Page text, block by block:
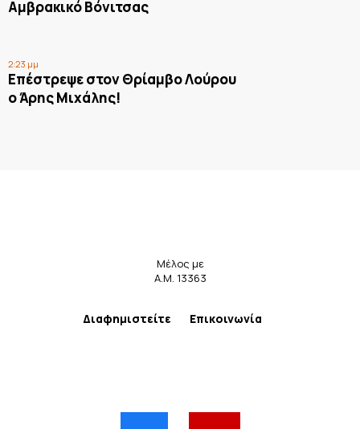
Αμβρακικό Βόνιτσας
2:23 μμ
Επέστρεψε στον Θρίαμβο Λούρου
ο Άρης Μιχάλης!
Μέλος με
Α.Μ. 13363
Διαφημιστείτε Επικοινωνία